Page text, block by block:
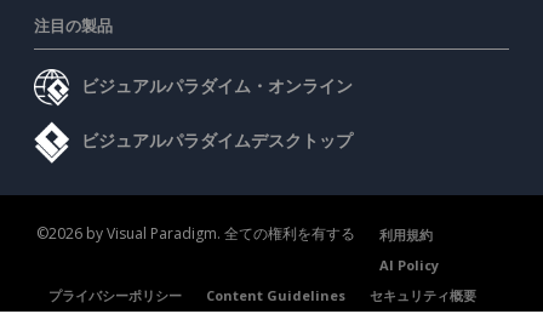
注目の製品
ビジュアルパラダイム・オンライン
ビジュアルパラダイムデスクトップ
©2026 by Visual Paradigm. 全ての権利を有する
利用規約
AI Policy
プライバシーポリシー
Content Guidelines セキュリティ概要